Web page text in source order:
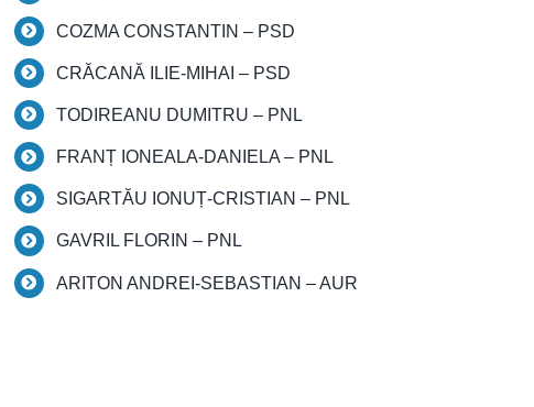
COZMA CONSTANTIN – PSD
CRĂCANĂ ILIE-MIHAI – PSD
TODIREANU DUMITRU – PNL
FRANȚ IONEALA-DANIELA – PNL
SIGARTĂU IONUȚ-CRISTIAN – PNL
GAVRIL FLORIN – PNL
ARITON ANDREI-SEBASTIAN – AUR